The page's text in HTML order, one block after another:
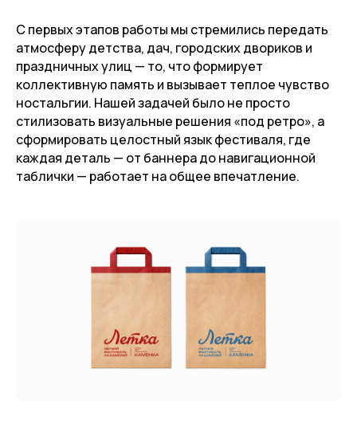
С первых этапов работы мы стремились передать
атмосферу детства, дач, городских двориков и
праздничных улиц — то, что формирует
коллективную память и вызывает теплое чувство
ностальгии. Нашей задачей было не просто
стилизовать визуальные решения «под ретро», а
сформировать целостный язык фестиваля, где
каждая деталь — от баннера до навигационной
таблички — работает на общее впечатление.